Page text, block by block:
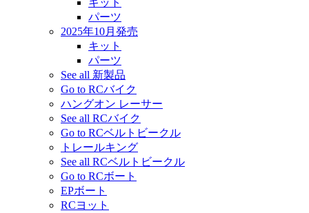
キット
パーツ
2025年10月発売
キット
パーツ
See all 新製品
Go to RCバイク
ハングオン レーサー
See all RCバイク
Go to RCベルトビークル
トレールキング
See all RCベルトビークル
Go to RCボート
EPボート
RCヨット